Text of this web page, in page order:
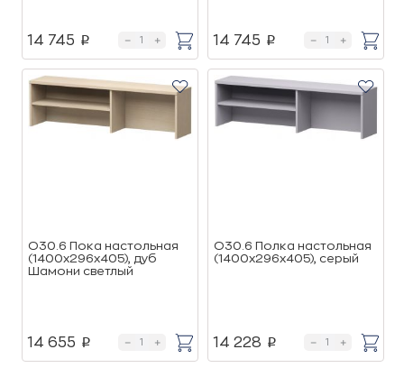
14 745 p 14 745 p
О30.6 Пока настольная
(1400х296х405), дуб
Шамони светлый
14 655 p
О30.6 Полка настольная
(1400х296х405), серый
14 228 p